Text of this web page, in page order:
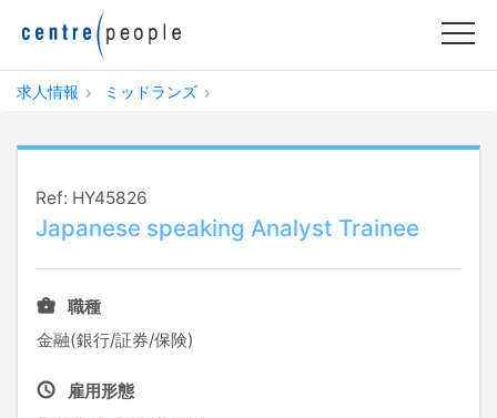
求人情報 ミッドランズ
Ref: HY45826
Japanese speaking Analyst Trainee
職種
金融(銀行/証券/保険)
雇用形態